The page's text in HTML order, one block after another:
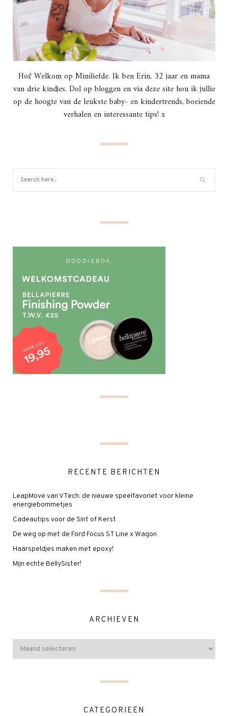
Hoi! Welkom op Miniliefde. Ik ben Erin, 32 jaar en mama
van drie kindjes. Dol op bloggen en via deze site hou ik jullie
op de hoogte van de leukste baby- en kindertrends, boeiende
verhalen en interessante tips! x
RECENTE BERICHTEN
LeapMove van VTech: de nieuwe speelfavoriet voor kleine
energiebommetjes
Cadeautips voor de Sint of Kerst
De weg op met de Ford Focus ST Line x Wagon
Haarspeldjes maken met epoxy!
Mijn echte BellySister!
ARCHIEVEN
CATEGORIEËN